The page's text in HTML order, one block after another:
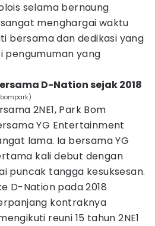
selama bernaung
menghargai waktu
bersama dan dedikasi yang
pengumuman yang
D-Nation sejak 2018
2NE1, Park Bom
YG Entertainment
lama. Ia bersama YG
kali debut dengan
puncak tangga kesuksesan.
D-Nation pada 2018
kontraknya
reuni 15 tahun 2NE1